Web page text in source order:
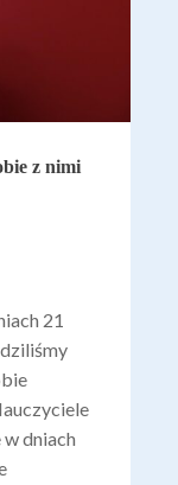
z nimi
21
dniach